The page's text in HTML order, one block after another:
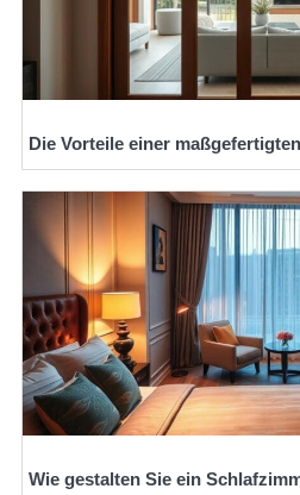
Die Vorteile einer
Wie gestalten Sie ein